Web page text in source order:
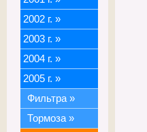
2002 г. »
2003 г. »
2004 г. »
2005 г. »
Фильтра »
Тормоза »